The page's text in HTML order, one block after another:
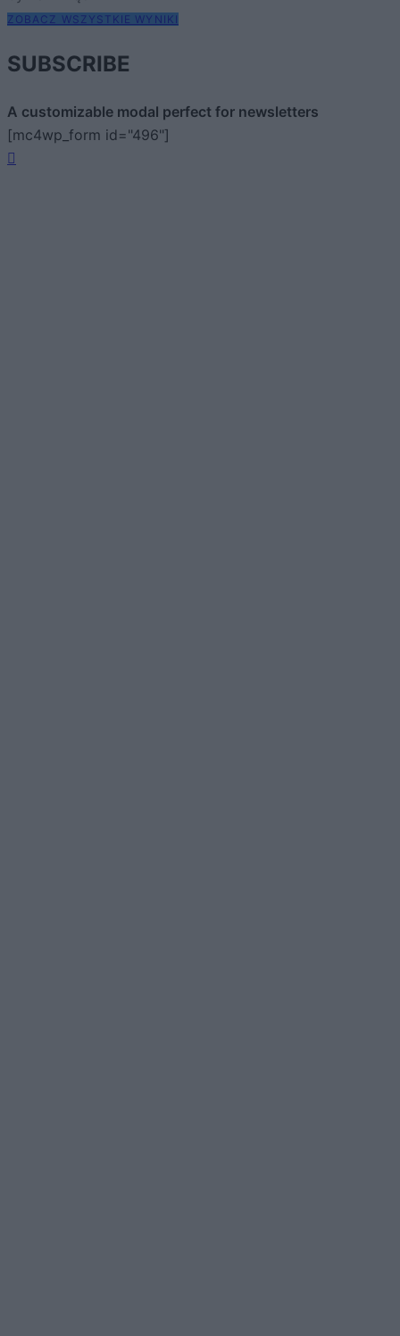
ZOBACZ WSZYSTKIE WYNIKI
SUBSCRIBE
A customizable modal perfect for newsletters
[mc4wp_form id="496"]